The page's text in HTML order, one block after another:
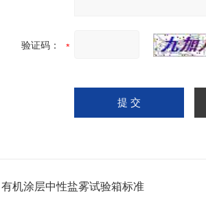
验证码：
有机涂层中性盐雾试验箱标准